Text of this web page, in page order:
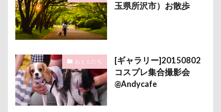
玉県所沢市）お散歩
おともだち
[ギャラリー]20150802
コスプレ集合撮影会
@Andycafe